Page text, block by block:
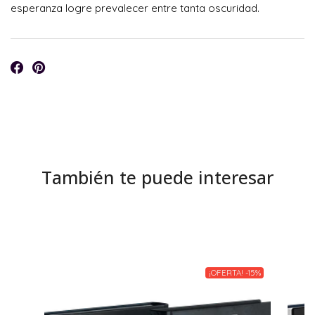
esperanza logre prevalecer entre tanta oscuridad.
También te puede interesar
¡OFERTA! -15%